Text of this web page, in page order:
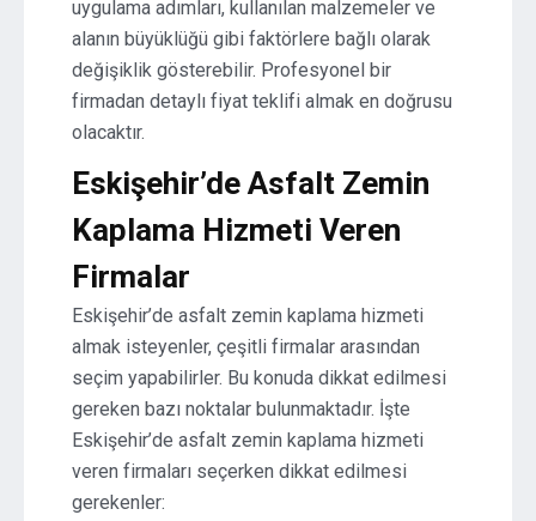
uygulama adımları, kullanılan malzemeler ve
alanın büyüklüğü gibi faktörlere bağlı olarak
değişiklik gösterebilir. Profesyonel bir
firmadan detaylı fiyat teklifi almak en doğrusu
olacaktır.
Eskişehir’de Asfalt Zemin
Kaplama Hizmeti Veren
Firmalar
Eskişehir’de asfalt zemin kaplama hizmeti
almak isteyenler, çeşitli firmalar arasından
seçim yapabilirler. Bu konuda dikkat edilmesi
gereken bazı noktalar bulunmaktadır. İşte
Eskişehir’de asfalt zemin kaplama hizmeti
veren firmaları seçerken dikkat edilmesi
gerekenler: